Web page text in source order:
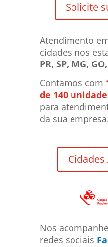
Solicite
Atendimento
cidades nos
PR, SP, MG,
Contamos com
de 140
para
da sua empresa.
Nos
redes sociais